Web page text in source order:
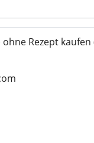
Rezept kaufen